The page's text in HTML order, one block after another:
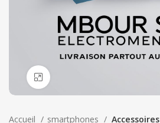
Accueil smartphones Accessoires